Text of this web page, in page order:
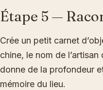
Étape 5 —
Crée un petit carnet
chine, le nom de
donne de la profondeur
mémoire du lieu.